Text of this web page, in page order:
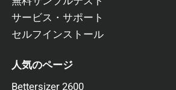
サービス・サポート
セルフインストール
人気のページ
Bettersizer 2600